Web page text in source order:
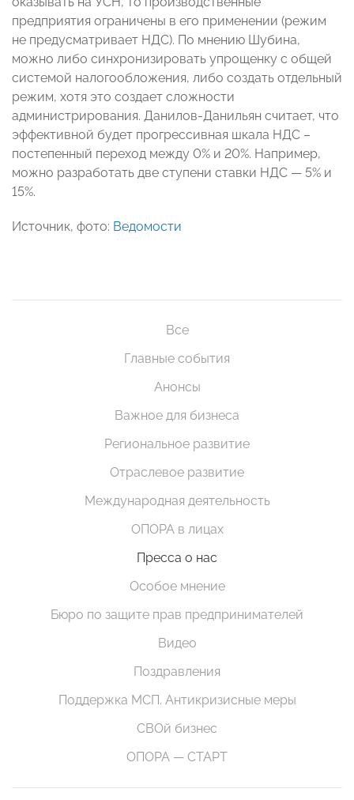
предприятия ограничены в его применении (режим
не предусматривает НДС). По мнению Шубина,
можно либо синхронизировать упрощенку с общей
системой налогообложения, либо создать отдельный
режим, хотя это создает сложности
администрирования. Данилов-Данильян считает, что
эффективной будет прогрессивная шкала НДС –
постепенный переход между 0% и 20%. Например,
можно разработать две ступени ставки НДС — 5% и
15%.
Источник, фото: Ведомости
Все
Главные события
Анонсы
Важное для бизнеса
Региональное развитие
Отраслевое развитие
Международная деятельность
ОПОРА в лицах
Пресса о нас
Особое мнение
Бюро по защите прав предпринимателей
Видео
Поздравления
Поддержка МСП. Антикризисные меры
СВОй бизнес
ОПОРА — СТАРТ